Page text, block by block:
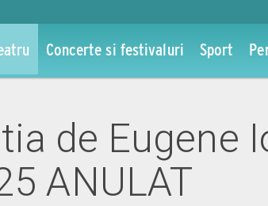
Concerte si festivaluri Sport
de Eugene
ANULAT